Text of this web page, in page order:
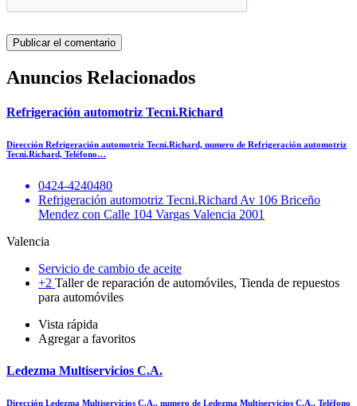
Anuncios Relacionados
Refrigeración automotriz Tecni.Richard
Dirección Refrigeración automotriz Tecni.Richard, numero de Refrigeración automotriz
Tecni.Richard, Teléfono…
0424-4240480
Refrigeración automotriz Tecni.Richard Av 106 Briceño
Mendez con Calle 104 Vargas Valencia 2001
Valencia
Servicio de cambio de aceite
+2 Taller de reparación de automóviles, Tienda de repuestos
para automóviles
Vista rápida
Agregar a favoritos
Ledezma Multiservicios C.A.
Dirección Ledezma Multiservicios C.A., numero de Ledezma Multiservicios C.A., Teléfono